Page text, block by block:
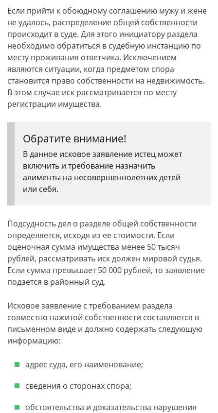
Если прийти к обоюдному соглашению мужу и жене
не удалось, распределение общей собственности
происходит в суде. Для этого инициатору раздела
необходимо обратиться в судебную инстанцию по
месту проживания ответчика. Исключением
являются ситуации, когда предметом спора
становится право собственности на недвижимость.
В этом случае иск рассматривается по месту
регистрации имущества.
Обратите внимание!
В данное исковое заявление истец может
включить и требование назначить
алименты на несовершеннолетних детей
или себя.
Подсудность дел о разделе общей собственности
определяется, исходя из ее стоимости. Если
оценочная сумма имущества менее 50 тысяч
рублей, рассматривать иск должен мировой судья.
Если сумма превышает 50 000 рублей, то заявление
подается в районный суд.
Исковое заявление с требованием раздела
совместно нажитой собственности составляется в
письменном виде и должно содержать следующую
информацию:
адрес суда, его наименование;
сведения о сторонах спора;
обстоятельства и доказательства нарушения